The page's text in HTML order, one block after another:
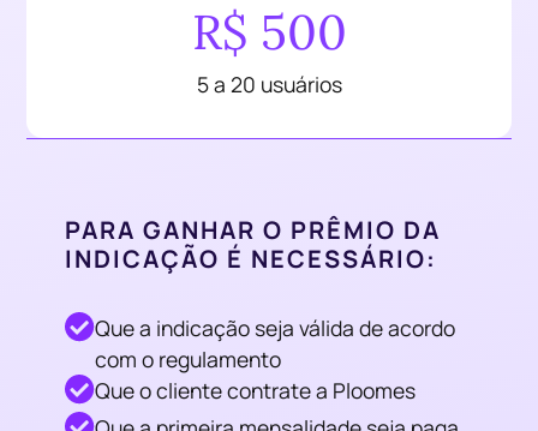
R$ 500
5 a 20 usuários
PARA GANHAR O PRÊMIO DA
INDICAÇÃO É NECESSÁRIO:
Que a indicação seja válida de acordo
com o regulamento
Que o cliente contrate a Ploomes